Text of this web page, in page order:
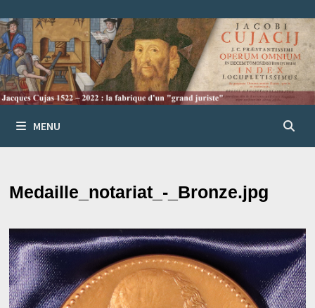
au
contenu
MENU
Medaille_notariat_-_Bronze.jpg